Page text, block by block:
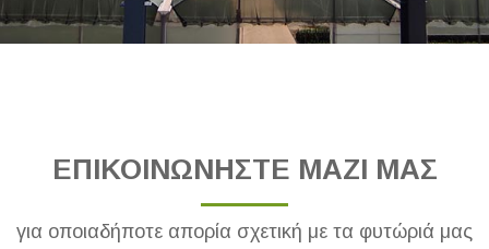
ΕΠΙΚΟΙΝΩΝΗΣΤΕ ΜΑΖΙ ΜΑΣ
για οποιαδήποτε απορία σχετική με τα φυτώριά μας